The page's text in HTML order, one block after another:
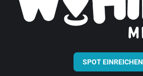
SPOT EINREICHEN